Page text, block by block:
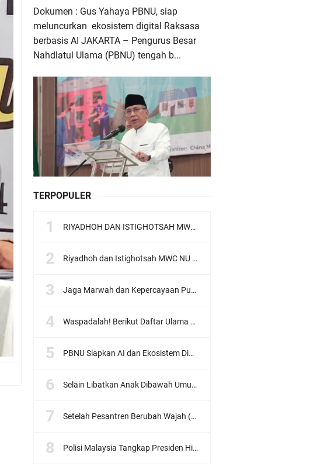
Dokumen : Gus Yahaya PBNU, siap
meluncurkan ekosistem digital Raksasa
berbasis AI JAKARTA – Pengurus Besar
Nahdlatul Ulama (PBNU) tengah b...
TERPOPULER
RIYADHOH DAN ISTIGHOTSAH MWC NU LOWOKWARU Menyambut Muktamar NU ke-35, Meneguhkan Sanad Laku Para Muassis
Riyadhoh dan Istighotsah MWC NU Lowokwaru: Menguatkan Doa, Menjalin Ukhuwah Menyambut Muktamar NU ke-35
Jaga Marwah dan Kepercayaan Publik, Ratusan Guru Ngaji Kota Malang Serukan Deklarasi Ramah Anak
Waspadalah! Berikut Daftar Ulama Wahabi di Seluruh Dunia dan Karya-karyanya
PBNU Siapkan AI dan Ekosistem Digital "Satu Ranah Digital untuk Ulama", Siap Diluncurkan dalam Waktu Dekat!
Selain Libatkan Anak Dibawah Umur, Aksi Ganyang Komunis Jadi Sorotan Karena Ada Narasi Halal Sembelih Orang
Setelah Pesantren Berubah Wajah (Dari NU Ke Wahabi)
Polisi Malaysia Tangkap Presiden Hizbut Tahrir Saat Konferensi Pers